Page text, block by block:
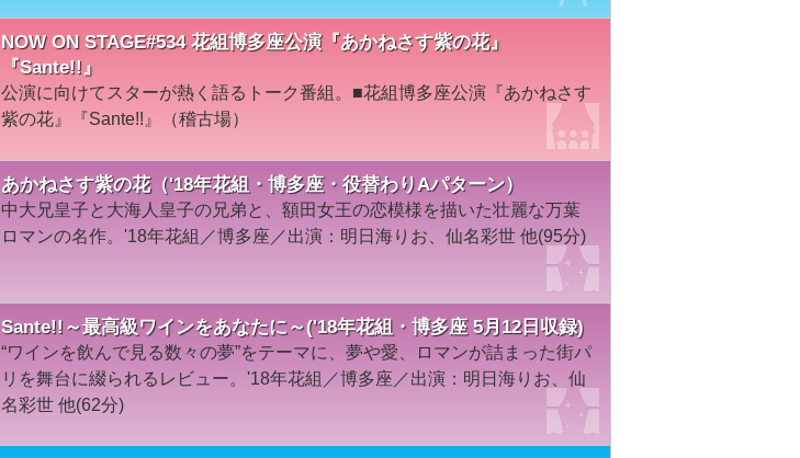
NOW ON STAGE#534 花組博多座公演『あかねさす紫の花』
『Sante!!』
公演に向けてスターが熱く語るトーク番組。■花組博多座公演『あかねさす
紫の花』『Sante!!』（稽古場）
あかねさす紫の花（'18年花組・博多座・役替わりAパターン）
中大兄皇子と大海人皇子の兄弟と、額田女王の恋模様を描いた壮麗な万葉
ロマンの名作。'18年花組／博多座／出演：明日海りお、仙名彩世 他(95分)
Sante!!～最高級ワインをあなたに～('18年花組・博多座 5月12日収録)
“ワインを飲んで見る数々の夢”をテーマに、夢や愛、ロマンが詰まった街パ
リを舞台に綴られるレビュー。'18年花組／博多座／出演：明日海りお、仙
名彩世 他(62分)